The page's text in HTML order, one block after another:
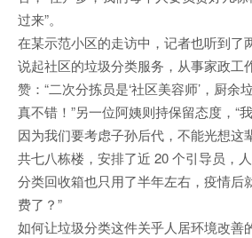
过来”。
在某示范小区的走访中，记者也听到了
说起社区的垃圾分类服务，从事家政工
赞：“二次分拣员是‘社区美容师’，厨余
真不错！”另一位阿姨则持保留态度，“
因为我们要考虑子孙后代，不能光想这
共七八栋楼，安排了近 20 个引导员，人
分类回收箱也只用了半年左右，疫情后
费了？”
如何让垃圾分类这件关乎人居环境改善